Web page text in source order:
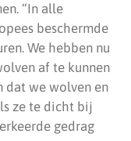
“In alle
beschermde
We hebben nu
af te kunnen
dat we wolven en
ze te dicht bij
gedrag